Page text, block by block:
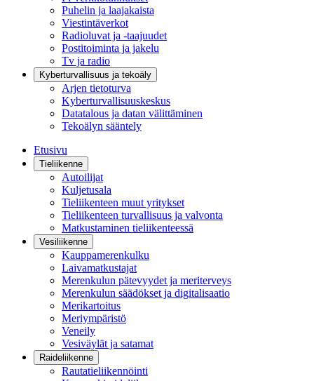
Puhelin ja laajakaista
Viestintäverkot
Radioluvat ja -taajuudet
Postitoiminta ja jakelu
Tv ja radio
Kyberturvallisuus ja tekoäly
Arjen tietoturva
Kyberturvallisuuskeskus
Datatalous ja datan välittäminen
Tekoälyn sääntely
Etusivu
Tieliikenne
Autoilijat
Kuljetusala
Tieliikenteen muut yritykset
Tieliikenteen turvallisuus ja valvonta
Matkustaminen tieliikenteessä
Vesiliikenne
Kauppamerenkulku
Laivamatkustajat
Merenkulun pätevyydet ja meriterveys
Merenkulun säädökset ja digitalisaatio
Merikartoitus
Meriympäristö
Veneily
Vesiväylät ja satamat
Raideliikenne
Rautatieliikennöinti